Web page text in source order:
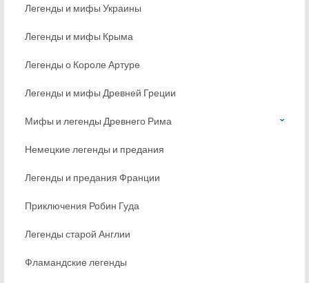
Легенды и мифы Украины
Легенды и мифы Крыма
Легенды о Короле Артуре
Легенды и мифы Древней Греции
Мифы и легенды Древнего Рима
Немецкие легенды и предания
Легенды и предания Франции
Приключения Робин Гуда
Легенды старой Англии
Фламандские легенды